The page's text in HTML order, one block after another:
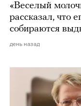
«Веселый
рассказал, что
собираются
день назад